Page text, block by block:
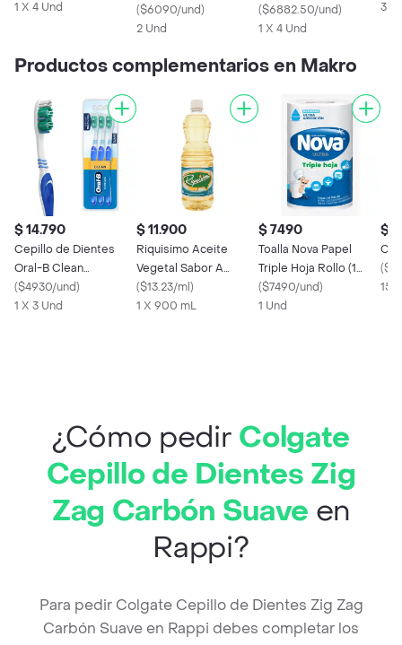
1 X 4 Und
Medio
($6090/und)
2 Und
Con Carbón 4 Und
($6882.50/und)
1 X 4 Und
3
Productos complementarios en Makro
$ 14.790
Cepillo de Dientes
Oral-B Clean
Complete 3 Und
($4930/und)
1 X 3 Und
$ 11.900
Riquisimo Aceite
Vegetal Sabor A
Mantequilla
($13.23/ml)
1 X 900 mL
$ 7490
Toalla Nova Papel
Triple Hoja Rollo (1
Und)
($7490/und)
1 Und
$
(
15
¿Cómo pedir Colgate
Cepillo de Dientes Zig
Zag Carbón Suave en
Rappi?
Para pedir Colgate Cepillo de Dientes Zig Zag
Carbón Suave en Rappi debes completar los